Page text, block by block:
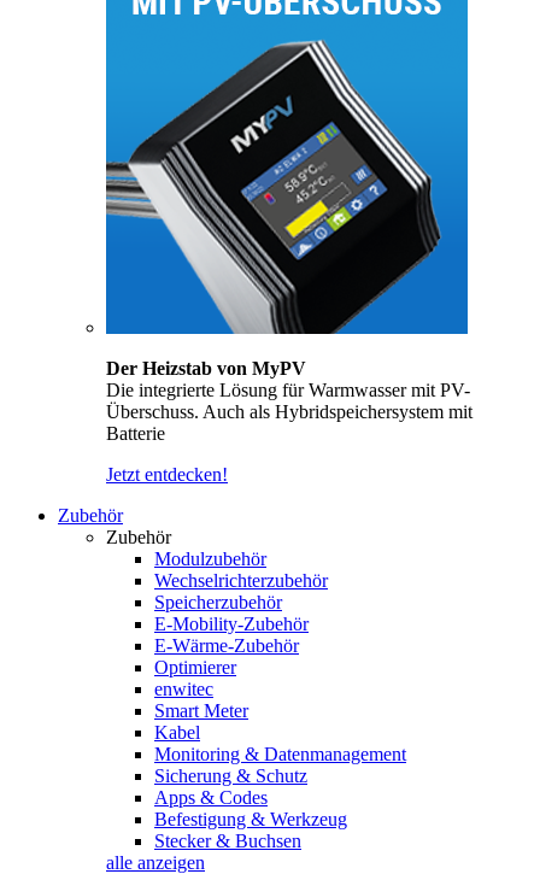
Der Heizstab von MyPV
Die integrierte Lösung für Warmwasser mit PV-
Überschuss. Auch als Hybridspeichersystem mit
Batterie
Jetzt entdecken!
Zubehör
Zubehör
Modulzubehör
Wechselrichterzubehör
Speicherzubehör
E-Mobility-Zubehör
E-Wärme-Zubehör
Optimierer
enwitec
Smart Meter
Kabel
Monitoring & Datenmanagement
Sicherung & Schutz
Apps & Codes
Befestigung & Werkzeug
Stecker & Buchsen
alle anzeigen